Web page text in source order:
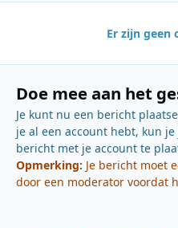
Er zijn geen
Doe mee aan het
Je kunt nu een bericht
je al een account hebt, kun je
bericht met je account te
Opmerking: Je bericht moet
door een moderator voordat